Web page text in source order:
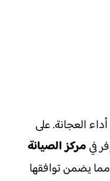
العجانة. على
فيمركز الصيانة
يضمن توافقها